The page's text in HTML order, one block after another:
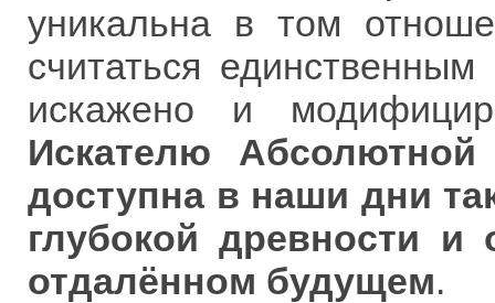
уникальна в том
считаться
искажено и
Искателю
доступна в наши дни
глубокой древности и
отдалённом будущем.